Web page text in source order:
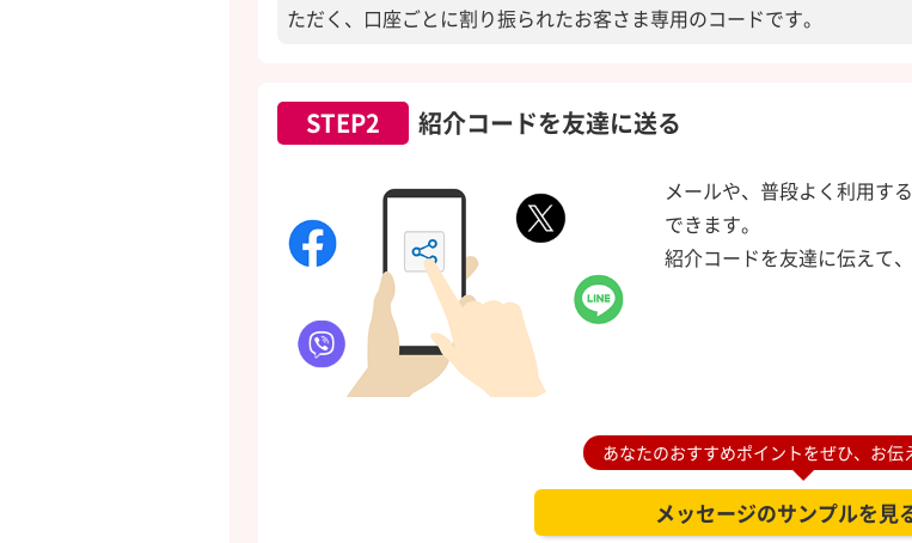
ただく、口座ごとに割り振られたお客さま専用のコードです。
STEP2 紹介コードを友達に送る
メールや、普段よく利用す
できます。
紹介コードを友達に伝えて
あなたのおすすめポイントをぜひ、 お伝
メッセージのサンプルを見